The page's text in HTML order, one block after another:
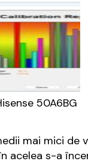
50A6BG
mai mici
acelea s-a